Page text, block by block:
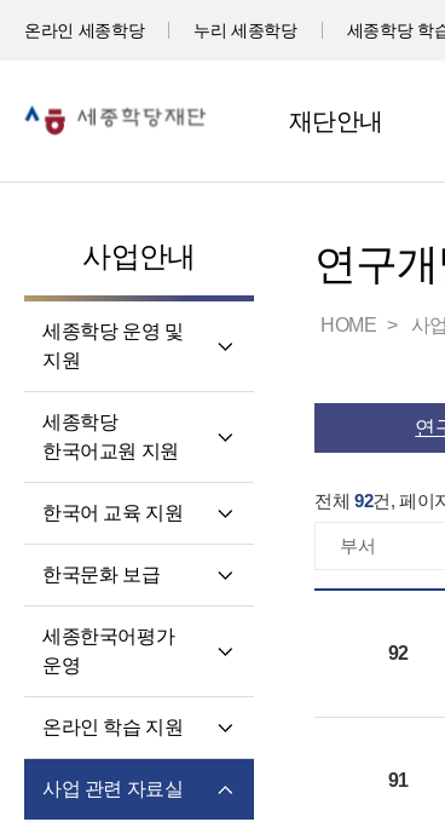
온라인 세종학당 누리 세종학당 세종학당 학
재단안내
사업안내
세종학당 운영 및
지원
세종학당 신규 지정
세종학당 운영 지원
세종학당
한국어교원 지원
한국어교원의 직무와
핵심 역량
교원 전문성 강화
파견교원 지원
한국어 교육 지원
한국문화 보급
말하기 쓰기 대회
세종학당 문화인턴
세종한국어평가
운영
온라인 학습 지원
사업 관련 자료실
연구
HOME 사
연
전체 92건, 페이
92
91